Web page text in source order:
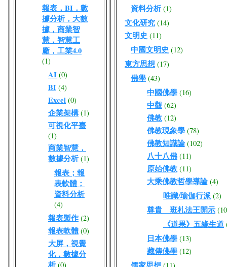
報表，BI，數
據分析，大數
據，商業智
慧，智慧工
廠，工業4.0
(1)
AI (0)
BI (4)
Excel (0)
企業架構 (1)
可視化平臺
(1)
商業智慧，
數據分析 (1)
報表；報
表軟體；
資料分析
(4)
報表製作 (2)
報表軟體 (0)
大屏，視覺
化，數據分
析 (0)
資料分析 (1)
文化研究 (14)
文明史 (11)
中國文明史 (12)
東方思想 (17)
佛學 (43)
中國佛學 (16)
中觀 (62)
佛教 (12)
佛教現象學 (78)
佛教知識論 (102)
八十八佛 (11)
原始佛教 (11)
大乘佛教哲學導論 (4)
唯識/瑜伽行派 (2)
尊貴 班札法王開示
《道果》五緣生道
日本佛學 (13)
藏傳佛學 (12)
(11)